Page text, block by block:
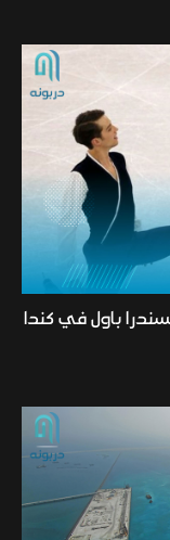
باول في كندا